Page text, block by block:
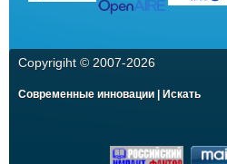
Copyrigiht © 2007-2026
Современные инновации | Искать